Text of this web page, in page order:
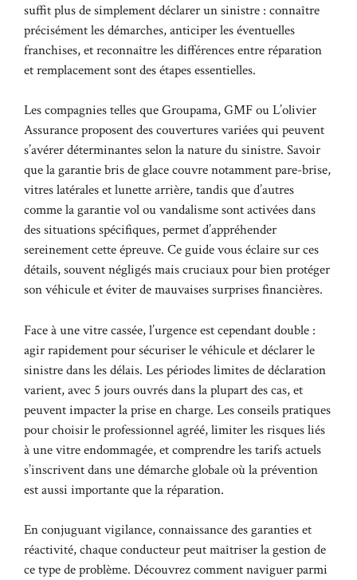
suffit plus de simplement déclarer un sinistre : connaître
précisément les démarches, anticiper les éventuelles
franchises, et reconnaître les différences entre réparation
et remplacement sont des étapes essentielles.
Les compagnies telles que Groupama, GMF ou L’olivier
Assurance proposent des couvertures variées qui peuvent
s’avérer déterminantes selon la nature du sinistre. Savoir
que la garantie bris de glace couvre notamment pare-brise,
vitres latérales et lunette arrière, tandis que d’autres
comme la garantie vol ou vandalisme sont activées dans
des situations spécifiques, permet d’appréhender
sereinement cette épreuve. Ce guide vous éclaire sur ces
détails, souvent négligés mais cruciaux pour bien protéger
son véhicule et éviter de mauvaises surprises financières.
Face à une vitre cassée, l’urgence est cependant double :
agir rapidement pour sécuriser le véhicule et déclarer le
sinistre dans les délais. Les périodes limites de déclaration
varient, avec 5 jours ouvrés dans la plupart des cas, et
peuvent impacter la prise en charge. Les conseils pratiques
pour choisir le professionnel agréé, limiter les risques liés
à une vitre endommagée, et comprendre les tarifs actuels
s’inscrivent dans une démarche globale où la prévention
est aussi importante que la réparation.
En conjuguant vigilance, connaissance des garanties et
réactivité, chaque conducteur peut maîtriser la gestion de
ce type de problème. Découvrez comment naviguer parmi